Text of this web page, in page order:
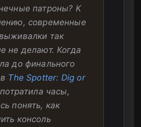
патроны? К
современные
так
не делают. Когда
до финального
The Spotter: Dig or
часы,
понять, как
консоль